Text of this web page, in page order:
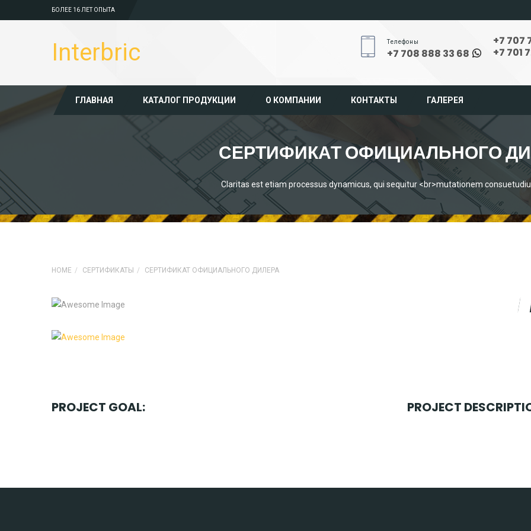
БОЛЕЕ 16 ЛЕТ ОПЫТА
Interbric Телефоны
+7 708 888 33 68
+7 707
+7 701
ГЛАВНАЯ КАТАЛОГ ПРОДУКЦИИ О КОМПАНИИ КОНТАКТЫ ГАЛЕРЕЯ
СЕРТИФИКАТ ОФИЦИАЛЬНОГО
Claritas est etiam processus dynamicus, qui sequitur <br>mutationem
HOME СЕРТИФИКАТЫ СЕРТИФИКАТ ОФИЦИАЛЬНОГО ДИЛЕРА
PROJECT GOAL: PROJECT